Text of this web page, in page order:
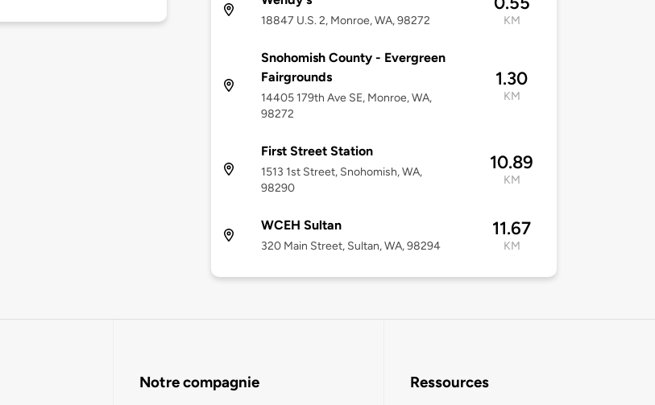
18847 U.S. 2, Monroe, WA, 98272 KM
Snohomish County - Evergreen
Fairgrounds
14405 179th Ave SE, Monroe, WA,
98272
1.30
KM
First Street Station
1513 1st Street, Snohomish, WA,
98290
10.89
KM
WCEH Sultan
320 Main Street, Sultan, WA, 98294
11.67
KM
Notre compagnie Ressources